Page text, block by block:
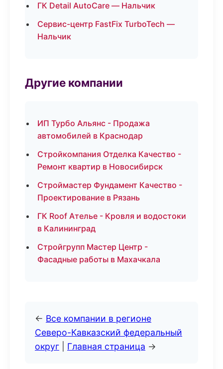
ГК Detail AutoCare — Нальчик
Сервис-центр FastFix TurboTech —
Нальчик
Другие компании
ИП Турбо Альянс - Продажа
автомобилей в Краснодар
Стройкомпания Отделка Качество -
Ремонт квартир в Новосибирск
Строймастер Фундамент Качество -
Проектирование в Рязань
ГК Roof Ателье - Кровля и водостоки
в Калининград
Стройгрупп Мастер Центр -
Фасадные работы в Махачкала
← Все компании в регионе
Северо-Кавказский федеральный
округ
Главная страница →